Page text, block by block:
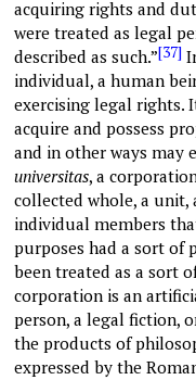
acquiring rights and
were treated as legal
described as such.”[37]
individual, a human
exercising legal rights.
acquire and possess
and in other ways may
universitas, a
collected whole, a unit,
individual members
purposes had a sort of
been treated as a sort
corporation is an
person, a legal fiction,
the products of
expressed by the